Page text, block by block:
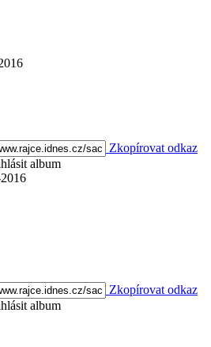
Zkopírovat odkaz
album
Zkopírovat odkaz
album